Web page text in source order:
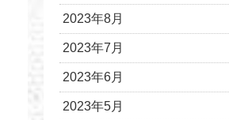
2023年8月
2023年7月
2023年6月
2023年5月